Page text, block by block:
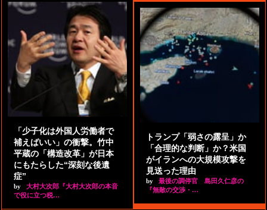
「少子化は外国人労働者で
補えばいい」の衝撃。竹中
平蔵の「構造改革」が日本
にもたらした“深刻な後遺
症”
by
大村大次郎『大村大次郎の本音
で役に立つ税…
トランプ「弱さの露呈」か
「合理的な判断」か？米国
がイランへの大規模攻撃を
見送った理由
by
最後の調停官 島田久仁彦の
『無敵の交渉・…